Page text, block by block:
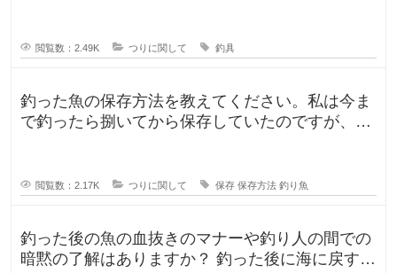
閲覧数：2.49K つりに関して 釣具
釣った魚の保存方法を教えてください。私は今ま
で釣ったら捌いてから保存していたのですが、人
閲覧数：2.17K つりに関して 保存 保存方法 釣り魚
釣った後の魚の血抜きのマナーや釣り人の間での
暗黙の了解はありますか？ 釣った後に海に戻す